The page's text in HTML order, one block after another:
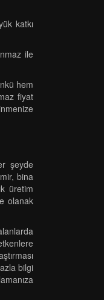
katkı
ile
hem
fiyat
şeyde
bina
üretim
olanak
bilgi